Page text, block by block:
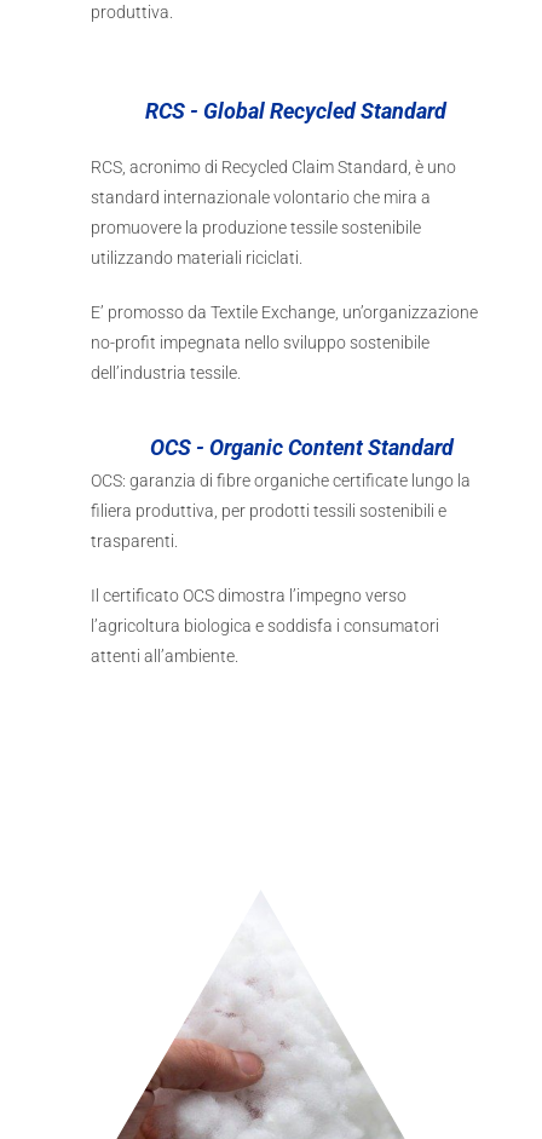
produttiva.
RCS - Global Recycled Standard
RCS, acronimo di Recycled Claim Standard, è uno
standard internazionale volontario che mira a
promuovere la produzione tessile sostenibile
utilizzando materiali riciclati.
E’ promosso da Textile Exchange, un’organizzazione
no-profit impegnata nello sviluppo sostenibile
dell’industria tessile.
OCS - Organic Content Standard
OCS: garanzia di fibre organiche certificate lungo la
filiera produttiva, per prodotti tessili sostenibili e
trasparenti.
Il certificato OCS dimostra l’impegno verso
l’agricoltura biologica e soddisfa i consumatori
attenti all’ambiente.